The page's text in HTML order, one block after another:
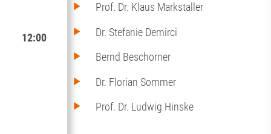
12:00
Prof. Dr. Klaus Markstaller
Dr. Stefanie Demirci
Bernd Beschorner
Dr. Florian Sommer
Prof. Dr. Ludwig Hinske